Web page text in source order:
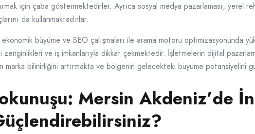
için çaba göstermektedirler. Ayrıca sosyal medya pazarlaması, yerel
da kullanmaktadırlar.
büyüme ve SEO çalışmaları ile arama motoru optimizasyonunda
ve iş imkanlarıyla dikkat çekmektedir. İşletmelerin dijital
marka bilinirliğini artırmakta ve bölgenin gelecekteki büyüme potansiyelini
Mersin Akdeniz’de